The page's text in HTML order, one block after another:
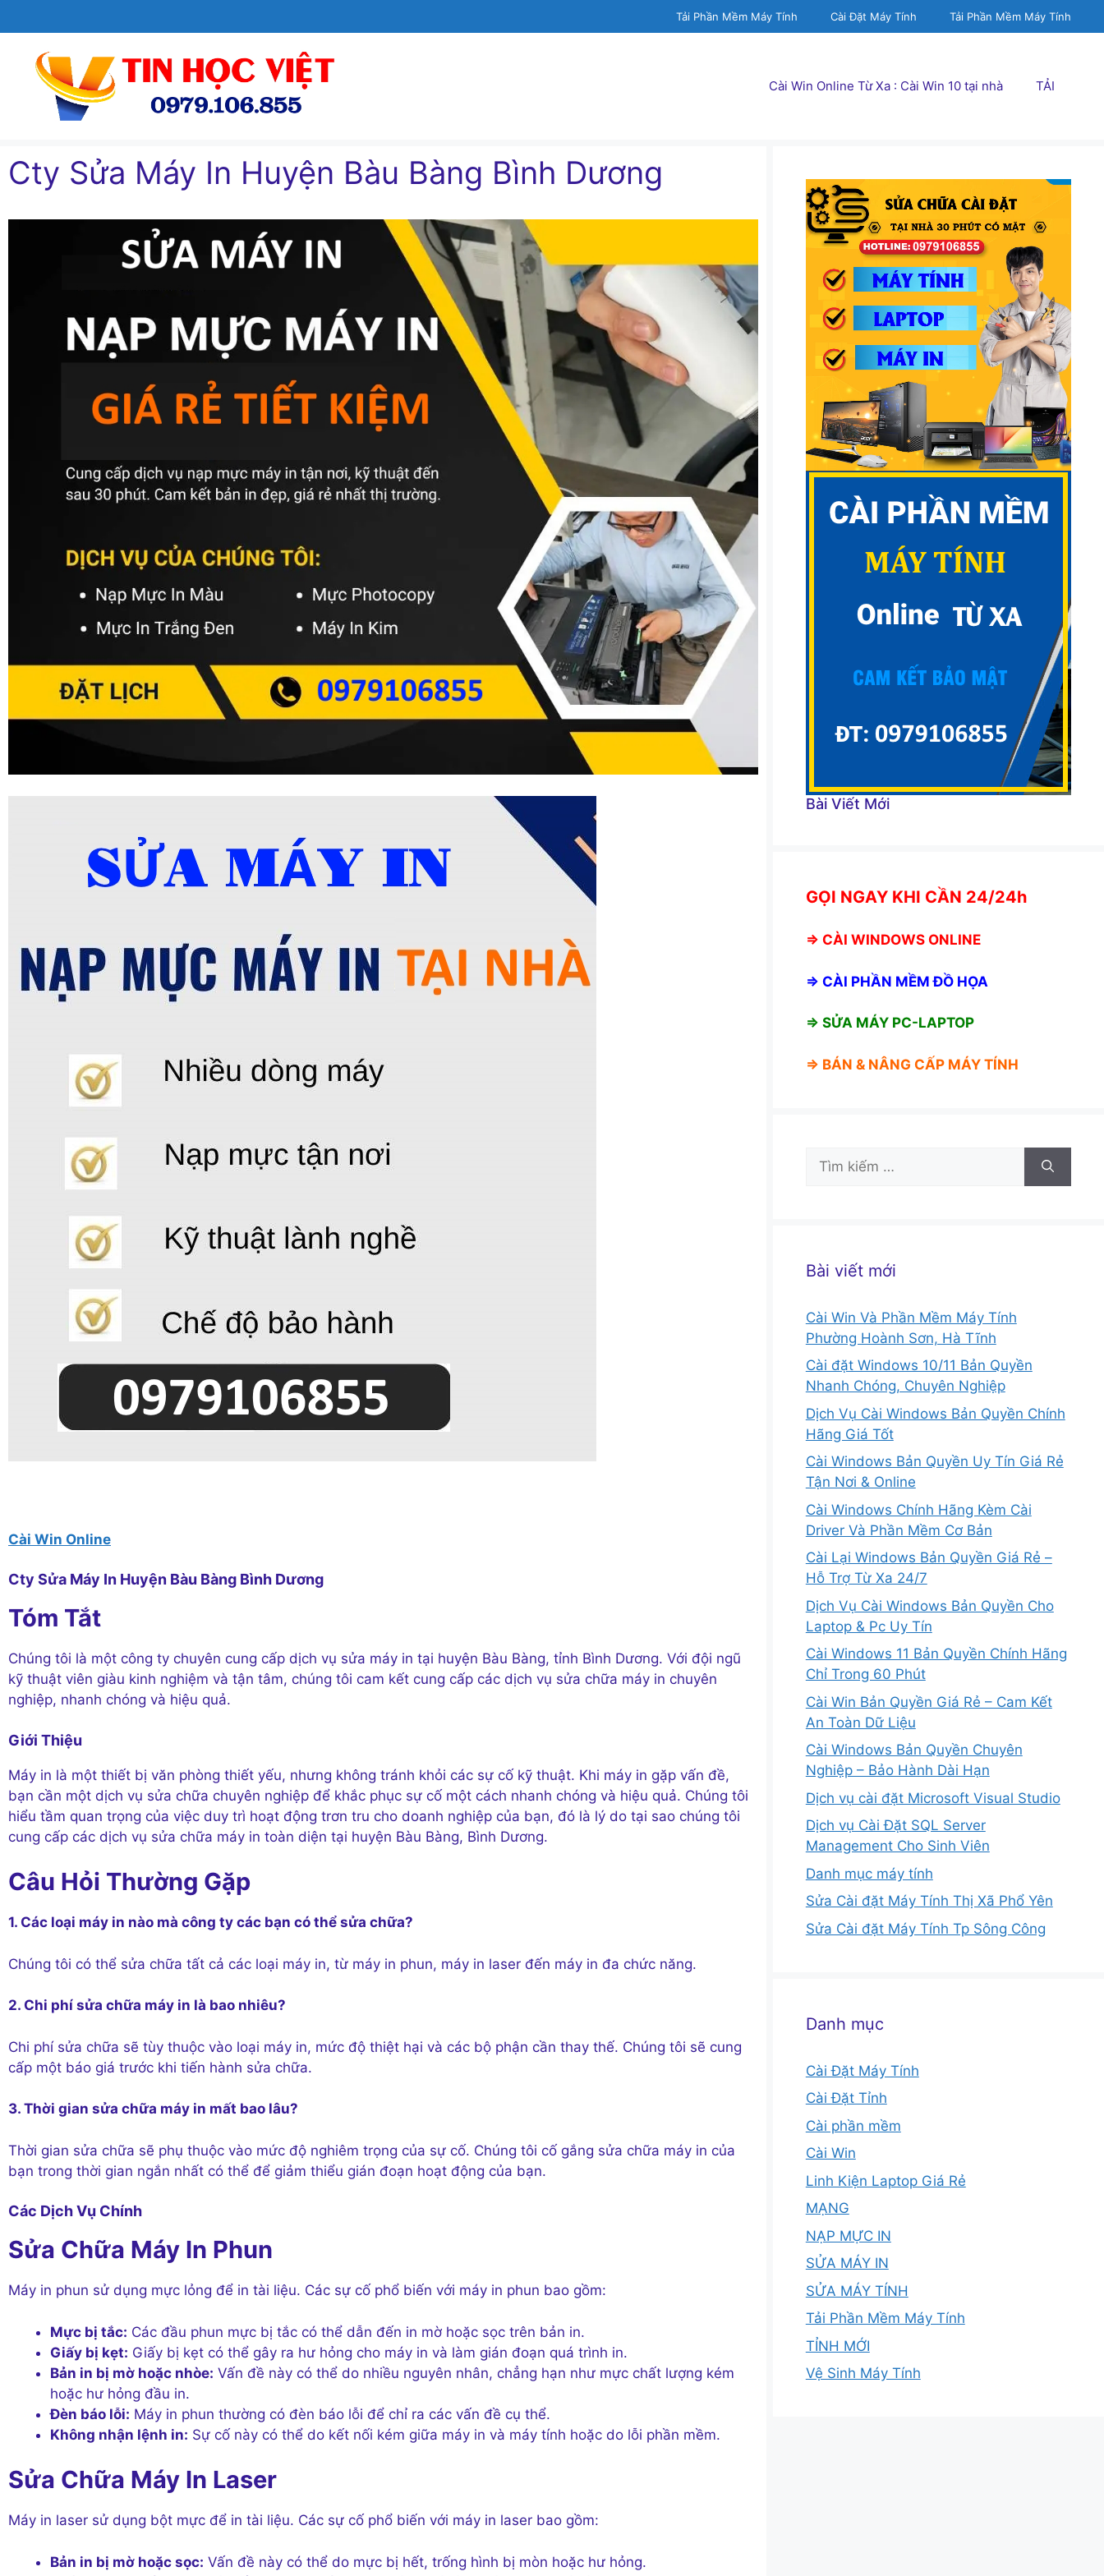
đến
Tải Phần Mềm Máy Tính Cài Đặt Máy Tính Tải Phần Mềm Máy Tính
Cài Win Online Từ Xa : Cài Win 10 tại nhà TẢI
Cty Sửa Máy In Huyện Bàu Bàng Bình Dương
Cài Win Online
Cty Sửa Máy In Huyện Bàu Bàng Bình Dương
Tóm Tắt
Chúng tôi là một công ty chuyên cung cấp dịch vụ sửa máy in tại huyện Bàu Bàng, tỉnh Bình Dương. Với đội ngũ
kỹ thuật viên giàu kinh nghiệm và tận tâm, chúng tôi cam kết cung cấp các dịch vụ sửa chữa máy in chuyên
nghiệp, nhanh chóng và hiệu quả.
Giới Thiệu
Máy in là một thiết bị văn phòng thiết yếu, nhưng không tránh khỏi các sự cố kỹ thuật. Khi máy in gặp vấn đề,
bạn cần một dịch vụ sửa chữa chuyên nghiệp để khắc phục sự cố một cách nhanh chóng và hiệu quả. Chúng tôi
hiểu tầm quan trọng của việc duy trì hoạt động trơn tru cho doanh nghiệp của bạn, đó là lý do tại sao chúng tôi
cung cấp các dịch vụ sửa chữa máy in toàn diện tại huyện Bàu Bàng, Bình Dương.
Câu Hỏi Thường Gặp
1. Các loại máy in nào mà công ty các bạn có thể sửa chữa?
Chúng tôi có thể sửa chữa tất cả các loại máy in, từ máy in phun, máy in laser đến máy in đa chức năng.
2. Chi phí sửa chữa máy in là bao nhiêu?
Chi phí sửa chữa sẽ tùy thuộc vào loại máy in, mức độ thiệt hại và các bộ phận cần thay thế. Chúng tôi sẽ cung
cấp một báo giá trước khi tiến hành sửa chữa.
3. Thời gian sửa chữa máy in mất bao lâu?
Thời gian sửa chữa sẽ phụ thuộc vào mức độ nghiêm trọng của sự cố. Chúng tôi cố gắng sửa chữa máy in của
bạn trong thời gian ngắn nhất có thể để giảm thiểu gián đoạn hoạt động của bạn.
Các Dịch Vụ Chính
Sửa Chữa Máy In Phun
Máy in phun sử dụng mực lỏng để in tài liệu. Các sự cố phổ biến với máy in phun bao gồm:
Mực bị tắc: Các đầu phun mực bị tắc có thể dẫn đến in mờ hoặc sọc trên bản in.
Giấy bị kẹt: Giấy bị kẹt có thể gây ra hư hỏng cho máy in và làm gián đoạn quá trình in.
Bản in bị mờ hoặc nhòe: Vấn đề này có thể do nhiều nguyên nhân, chẳng hạn như mực chất lượng kém
hoặc hư hỏng đầu in.
Đèn báo lỗi: Máy in phun thường có đèn báo lỗi để chỉ ra các vấn đề cụ thể.
Không nhận lệnh in: Sự cố này có thể do kết nối kém giữa máy in và máy tính hoặc do lỗi phần mềm.
Sửa Chữa Máy In Laser
Máy in laser sử dụng bột mực để in tài liệu. Các sự cố phổ biến với máy in laser bao gồm:
Bản in bị mờ hoặc sọc: Vấn đề này có thể do mực bị hết, trống hình bị mòn hoặc hư hỏng.
Bài Viết Mới
GỌI NGAY KHI CẦN 24/24h
⇒ CÀI WINDOWS ONLINE
⇒ CÀI PHẦN MỀM ĐỒ HỌA
⇒ SỬA MÁY PC-LAPTOP
⇒ BÁN & NÂNG CẤP MÁY TÍNH
Tìm
kiếm
Bài viết mới
Cài Win Và Phần Mềm Máy Tính
Phường Hoành Sơn, Hà Tĩnh
Cài đặt Windows 10/11 Bản Quyền
Nhanh Chóng, Chuyên Nghiệp
Dịch Vụ Cài Windows Bản Quyền Chính
Hãng Giá Tốt
Cài Windows Bản Quyền Uy Tín Giá Rẻ
Tận Nơi & Online
Cài Windows Chính Hãng Kèm Cài
Driver Và Phần Mềm Cơ Bản
Cài Lại Windows Bản Quyền Giá Rẻ –
Hỗ Trợ Từ Xa 24/7
Dịch Vụ Cài Windows Bản Quyền Cho
Laptop & Pc Uy Tín
Cài Windows 11 Bản Quyền Chính Hãng
Chỉ Trong 60 Phút
Cài Win Bản Quyền Giá Rẻ – Cam Kết
An Toàn Dữ Liệu
Cài Windows Bản Quyền Chuyên
Nghiệp – Bảo Hành Dài Hạn
Dịch vụ cài đặt Microsoft Visual Studio
Dịch vụ Cài Đặt SQL Server
Management Cho Sinh Viên
Danh mục máy tính
Sửa Cài đặt Máy Tính Thị Xã Phổ Yên
Sửa Cài đặt Máy Tính Tp Sông Công
Danh mục
Cài Đặt Máy Tính
Cài Đặt Tỉnh
Cài phần mềm
Cài Win
Linh Kiện Laptop Giá Rẻ
MẠNG
NẠP MỰC IN
SỬA MÁY IN
SỬA MÁY TÍNH
Tải Phần Mềm Máy Tính
TỈNH MỚI
Vệ Sinh Máy Tính